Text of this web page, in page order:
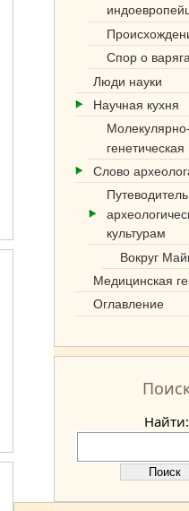
Спор о
Люди науки
Научная кухня
генетическая
Слово
культурам
Вокруг
Медицинская
Оглавление
Найти: